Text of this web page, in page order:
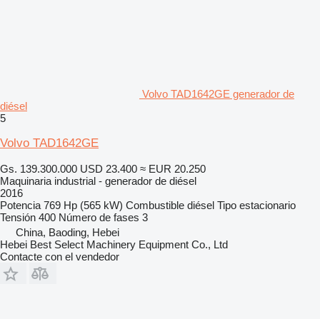
Volvo TAD1642GE generador de
diésel
5
Volvo TAD1642GE
Gs. 139.300.000 USD 23.400 ≈ EUR 20.250
Maquinaria industrial - generador de diésel
2016
Potencia 769 Hp (565 kW) Combustible diésel Tipo estacionario
Tensión 400 Número de fases 3
China, Baoding, Hebei
Hebei Best Select Machinery Equipment Co., Ltd
Contacte con el vendedor